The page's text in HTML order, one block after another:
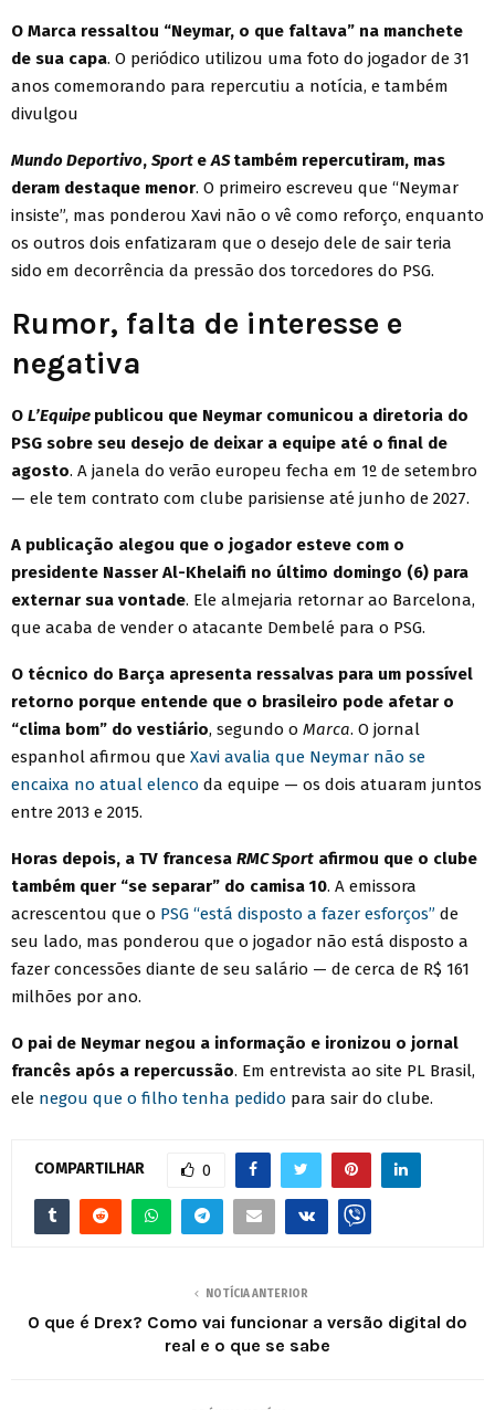
O Marca ressaltou “Neymar, o que faltava” na manchete
de sua capa. O periódico utilizou uma foto do jogador de 31
anos comemorando para repercutiu a notícia, e também
divulgou
Mundo Deportivo, Sport eAStambém repercutiram, mas
deram destaque menor. O primeiro escreveu que “Neymar
insiste”, mas ponderou Xavi não o vê como reforço, enquanto
os outros dois enfatizaram que o desejo dele de sair teria
sido em decorrência da pressão dos torcedores do PSG.
Rumor, falta de interesse e
negativa
O L’Equipe publicou que Neymar comunicou a diretoria do
PSG sobre seu desejo de deixar a equipe até o final de
agosto. A janela do verão europeu fecha em 1º de setembro
— ele tem contrato com clube parisiense até junho de 2027.
A publicação alegou que o jogador esteve com o
presidente Nasser Al-Khelaifi no último domingo (6) para
externar sua vontade. Ele almejaria retornar ao Barcelona,
que acaba de vender o atacante Dembelé para o PSG.
O técnico do Barça apresenta ressalvas para um possível
retorno porque entende que o brasileiro pode afetar o
“clima bom” do vestiário, segundo o Marca. O jornal
espanhol afirmou que Xavi avalia que Neymar não se
encaixa no atual elenco da equipe — os dois atuaram juntos
entre 2013 e 2015.
Horas depois, a TV francesa RMC Sport afirmou que o clube
também quer “se separar” do camisa 10. A emissora
acrescentou que o PSG “está disposto a fazer esforços” de
seu lado, mas ponderou que o jogador não está disposto a
fazer concessões diante de seu salário — de cerca de R$ 161
milhões por ano.
O pai de Neymar negou a informação e ironizou o jornal
francês após a repercussão. Em entrevista ao site PL Brasil,
ele negou que o filho tenha pedido para sair do clube.
COMPARTILHAR 0
NOTÍCIA ANTERIOR
O que é Drex? Como vai funcionar a versão digital do
real e o que se sabe